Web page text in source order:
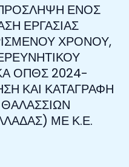
ΕΝΟΣ
ΕΡΓΑΣΙΑΣ
ΧΡΟΝΟΥ,
ΟΠΘΣ 2024-
ΚΑΙ ΚΑΤΑΓΡΑΦΗ
ΜΕ Κ.Ε.